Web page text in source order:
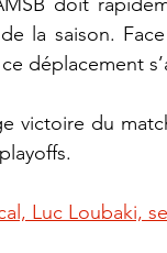
la saison.
déplacement
victoire du
Luc Loubaki,